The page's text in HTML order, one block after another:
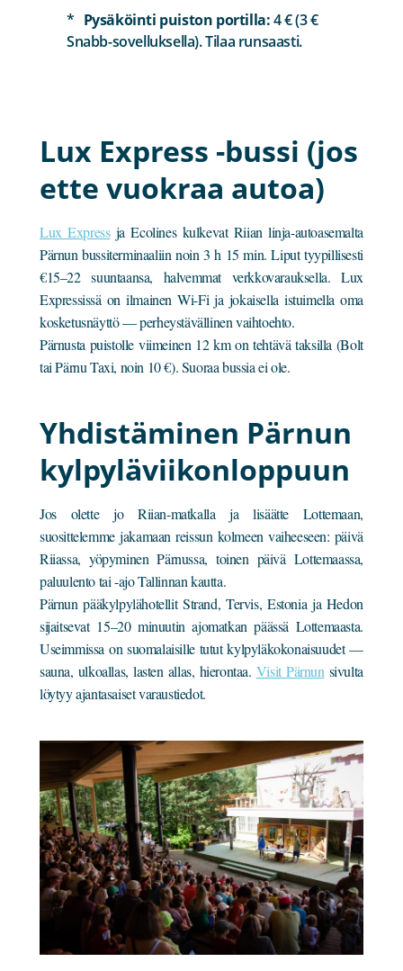
Pysäköinti puiston portilla:4 € (3 €
Snabb-sovelluksella). Tilaa runsaasti.
Lux Express -bussi (jos
ette vuokraa autoa)
Lux Expressja Ecolines kulkevat Riian linja-autoasemalta
Pärnun bussiterminaaliin noin 3 h 15 min. Liput tyypillisesti
€15–22 suuntaansa, halvemmat verkkovarauksella. Lux
Expressissä on ilmainen Wi-Fi ja jokaisella istuimella oma
kosketusnäyttö — perheystävällinen vaihtoehto.
Pärnusta puistolle viimeinen 12 km on tehtävä taksilla (Bolt
tai Pärnu Taxi, noin 10 €). Suoraa bussia ei ole.
Yhdistäminen Pärnun
kylpyläviikonloppuun
Jos olette jo Riian-matkalla ja lisäätte Lottemaan,
suosittelemme jakamaan reissun kolmeen vaiheeseen: päivä
Riiassa, yöpyminen Pärnussa, toinen päivä Lottemaassa,
paluulento tai -ajo Tallinnan kautta.
Pärnun pääkylpylähotellit Strand, Tervis, Estonia ja Hedon
sijaitsevat 15–20 minuutin ajomatkan päässä Lottemaasta.
Useimmissa on suomalaisille tutut kylpyläkokonaisuudet —
sauna, ulkoallas, lasten allas, hierontaa. Visit Pärnun sivulta
löytyy ajantasaiset varaustiedot.